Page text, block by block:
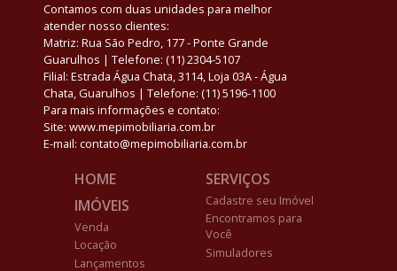
Contamos com duas unidades para melhor
atender nosso clientes:
Matriz: Rua São Pedro, 177 - Ponte Grande
Guarulhos | Telefone: (11) 2304-5107
Filial: Estrada Água Chata, 3114, Loja 03A - Água
Chata, Guarulhos | Telefone: (11) 5196-1100
Para mais informações e contato:
Site: www.mepimobiliaria.com.br
E-mail: contato@mepimobiliaria.com.br
HOME
IMÓVEIS
Venda
Locação
Lançamentos
SERVIÇOS
Cadastre seu Imóvel
Encontramos para
Você
Simuladores